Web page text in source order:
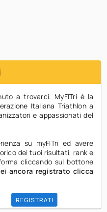
a trovarci. MyFITri è la
Italiana Triathlon a
e appassionati del
su myFITri ed avere
dei tuoi risultati, rank e
cliccando sul bottone
ancora registrato clicca
REGISTRATI